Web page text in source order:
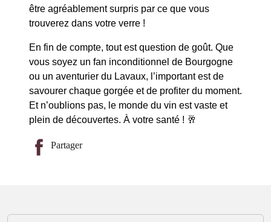
être agréablement surpris par ce que vous
trouverez dans votre verre !
En fin de compte, tout est question de goût. Que
vous soyez un fan inconditionnel de Bourgogne
ou un aventurier du Lavaux, l’important est de
savourer chaque gorgée et de profiter du moment.
Et n’oublions pas, le monde du vin est vaste et
plein de découvertes. À votre santé ! 🥂
Partager